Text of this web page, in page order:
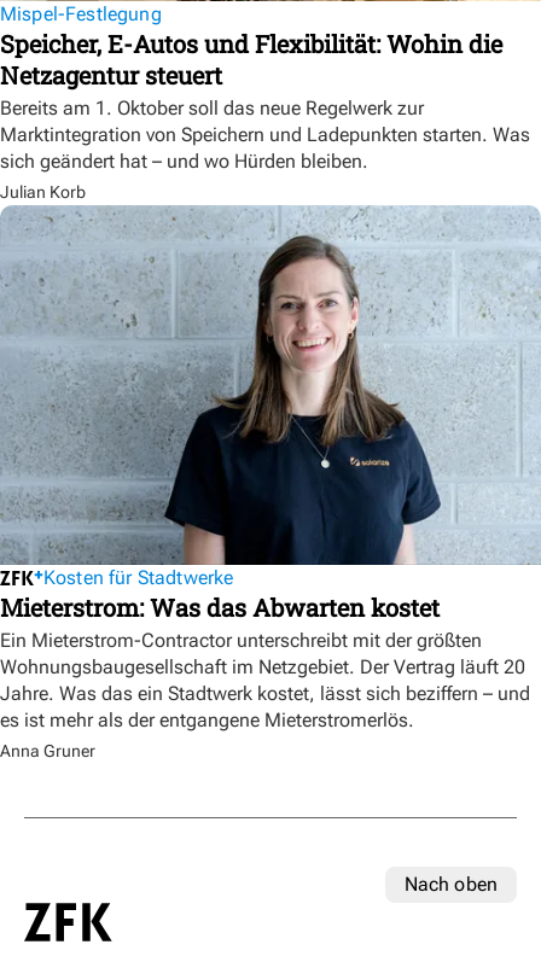
Mispel-Festlegung
Speicher, E-Autos und Flexibilität: Wohin die
Netzagentur steuert
Bereits am 1. Oktober soll das neue Regelwerk zur
Marktintegration von Speichern und Ladepunkten starten. Was
sich geändert hat – und wo Hürden bleiben.
Julian Korb
Kosten für Stadtwerke
Mieterstrom: Was das Abwarten kostet
Ein Mieterstrom-Contractor unterschreibt mit der größten
Wohnungsbaugesellschaft im Netzgebiet. Der Vertrag läuft 20
Jahre. Was das ein Stadtwerk kostet, lässt sich beziffern – und
es ist mehr als der entgangene Mieterstromerlös.
Anna Gruner
Nach oben